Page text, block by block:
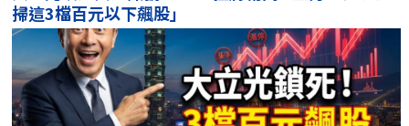
掃這3檔百元以下飆股」